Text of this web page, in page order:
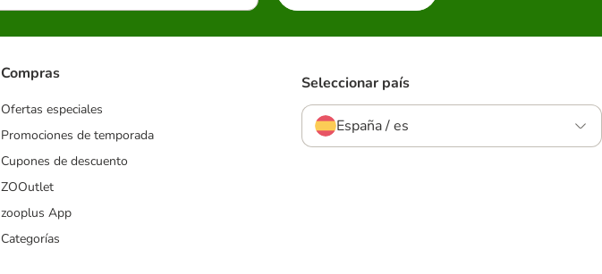
Compras
Ofertas especiales
Promociones de temporada
Cupones de descuento
ZOOutlet
zooplus App
Categorías
Seleccionar país
España / es